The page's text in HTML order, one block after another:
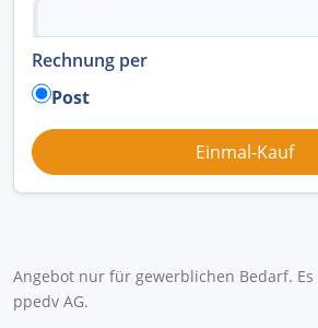
Rechnung per
Post
Angebot nur für gewerblichen Bedarf.
ppedv AG.